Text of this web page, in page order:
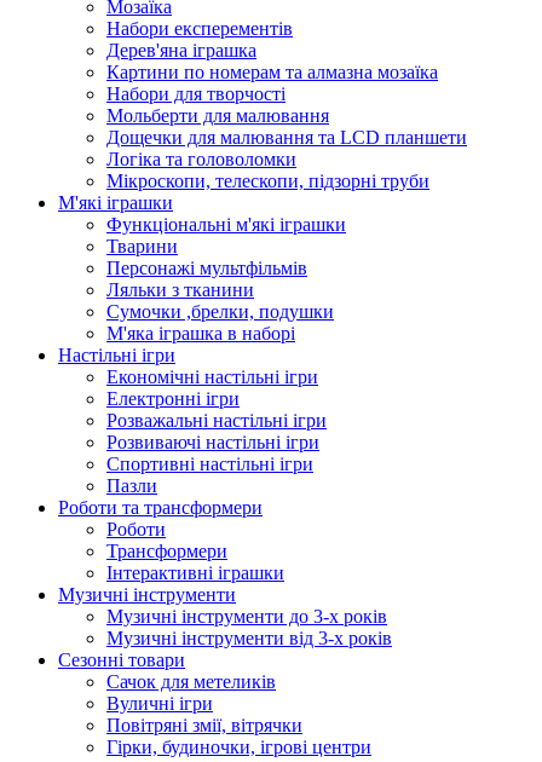
Мозаїка
Набори експерементів
Дерев'яна іграшка
Картини по номерам та алмазна мозаїка
Набори для творчості
Мольберти для малювання
Дощечки для малювання та LCD планшети
Логіка та головоломки
Мікроскопи, телескопи, підзорні труби
М'які іграшки
Функціональні м'які іграшки
Тварини
Персонажі мультфільмів
Ляльки з тканини
Сумочки ,брелки, подушки
М'яка іграшка в наборі
Настільні ігри
Економічні настільні ігри
Електронні ігри
Розважальні настільні ігри
Розвиваючі настільні ігри
Спортивні настільні ігри
Пазли
Роботи та трансформери
Роботи
Трансформери
Інтерактивні іграшки
Музичні інструменти
Музичні інструменти до 3-х років
Музичні інструменти від 3-х років
Сезонні товари
Сачок для метеликів
Вуличні ігри
Повітряні змії, вітрячки
Гірки, будиночки, ігрові центри